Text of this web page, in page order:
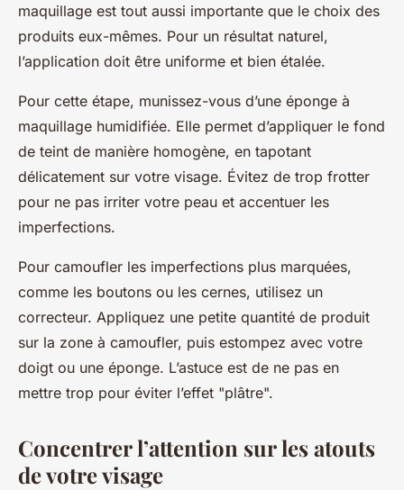
maquillage est tout aussi importante que le choix des
produits eux-mêmes. Pour un résultat naturel,
l’application doit être uniforme et bien étalée.
Pour cette étape, munissez-vous d’une éponge à
maquillage humidifiée. Elle permet d’appliquer le fond
de teint de manière homogène, en tapotant
délicatement sur votre visage. Évitez de trop frotter
pour ne pas irriter votre peau et accentuer les
imperfections.
Pour camoufler les imperfections plus marquées,
comme les boutons ou les cernes, utilisez un
correcteur. Appliquez une petite quantité de produit
sur la zone à camoufler, puis estompez avec votre
doigt ou une éponge. L’astuce est de ne pas en
mettre trop pour éviter l’effet "plâtre".
Concentrer l’attention sur les atouts
de votre visage